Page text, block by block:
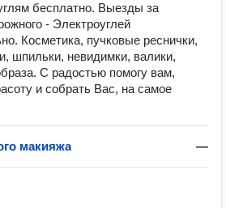
бесплатно. Выезды за
- Электроуглей
Косметика, пучковые реснички,
шпильки, невидимки, валики,
С радостью помогу вам,
и собрать Вас, на самое
макияжа —